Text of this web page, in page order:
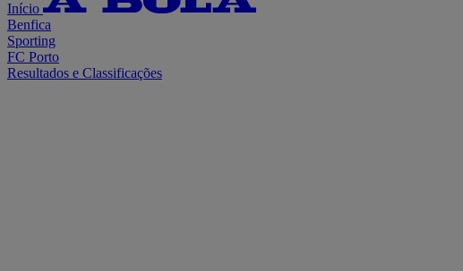
Início
Benfica
Sporting
FC Porto
Resultados e Classificações